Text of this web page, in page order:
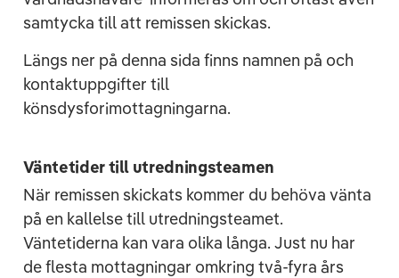
samtycka till att remissen skickas.
Längs ner på denna sida finns namnen på och
kontaktuppgifter till
könsdysforimottagningarna.
Väntetider till utredningsteamen
När remissen skickats kommer du behöva vänta
på en kallelse till utredningsteamet.
Väntetiderna kan vara olika långa. Just nu har
de flesta mottagningar omkring två-fyra års